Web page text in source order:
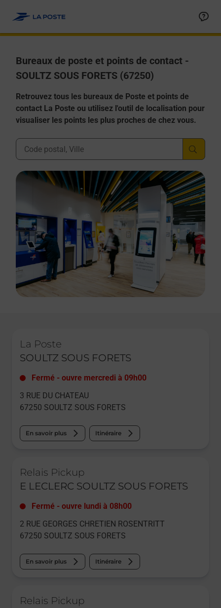
Bureaux de poste et points de contact -
SOULTZ SOUS FORETS (67250)
Retrouvez tous les bureaux de Poste et points de
contact La Poste ou utilisez l'outil de localisation pour
visualiser les points les plus proches de chez vous.
Ville, Département, Code Postal
La Poste
SOULTZ SOUS FORETS
Fermé - ouvre mercredi à 09h00
3 RUE DU CHATEAU
67250 SOULTZ SOUS FORETS
En savoir plus Itinéraire
Relais Pickup
E LECLERC SOULTZ SOUS FORETS
Fermé - ouvre lundi à 08h00
2 RUE GEORGES CHRETIEN ROSENTRITT
67250 SOULTZ SOUS FORETS
En savoir plus Itinéraire
Relais Pickup